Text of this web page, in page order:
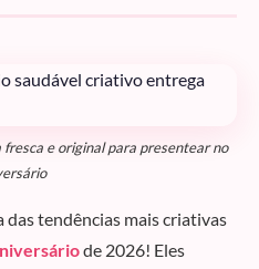
e original para presentear no
das tendências mais criativas
de 2026! Eles